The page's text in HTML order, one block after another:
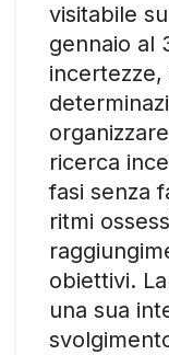
visitabile
gennaio al
ricerca
fasi senza
ritmi
obiettivi.
una sua